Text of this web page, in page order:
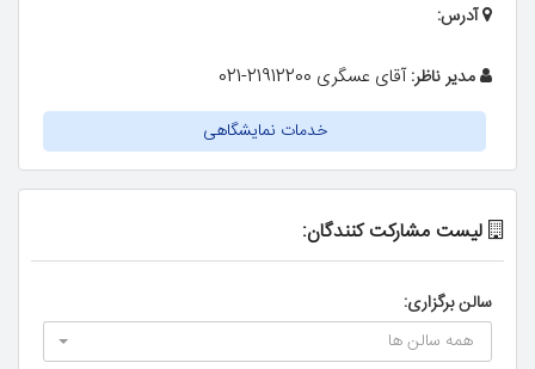
آدرس:
مدیر ناظر:آقای عسگری 21912200-021
خدمات نمایشگاهی
لیست مشارکت کنندگان:
سالن برگزاری:
همه سالن ها